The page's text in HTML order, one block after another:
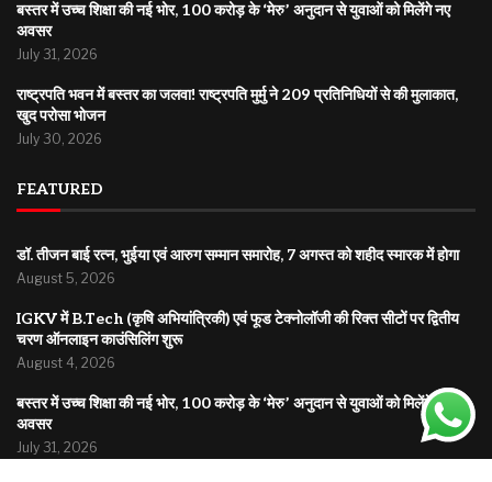
बस्तर में उच्च शिक्षा की नई भोर, 100 करोड़ के ‘मेरु’ अनुदान से युवाओं को मिलेंगे नए
अवसर
July 31, 2026
राष्ट्रपति भवन में बस्तर का जलवा! राष्ट्रपति मुर्मु ने 209 प्रतिनिधियों से की मुलाकात,
खुद परोसा भोजन
July 30, 2026
FEATURED
डॉ. तीजन बाई रत्न, भुईया एवं आरुग सम्मान समारोह, 7 अगस्त को शहीद स्मारक में होगा
August 5, 2026
IGKV में B.Tech (कृषि अभियांत्रिकी) एवं फूड टेक्नोलॉजी की रिक्त सीटों पर द्वितीय
चरण ऑनलाइन काउंसिलिंग शुरू
August 4, 2026
बस्तर में उच्च शिक्षा की नई भोर, 100 करोड़ के ‘मेरु’ अनुदान से युवाओं को मिलेंगे नए
अवसर
July 31, 2026